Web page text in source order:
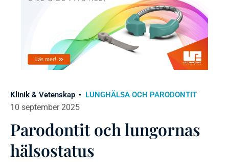
Klinik & Vetenskap LUNGHÄLSA OCH PARODONTIT
10 september 2025
Parodontit och lungornas
hälsostatus